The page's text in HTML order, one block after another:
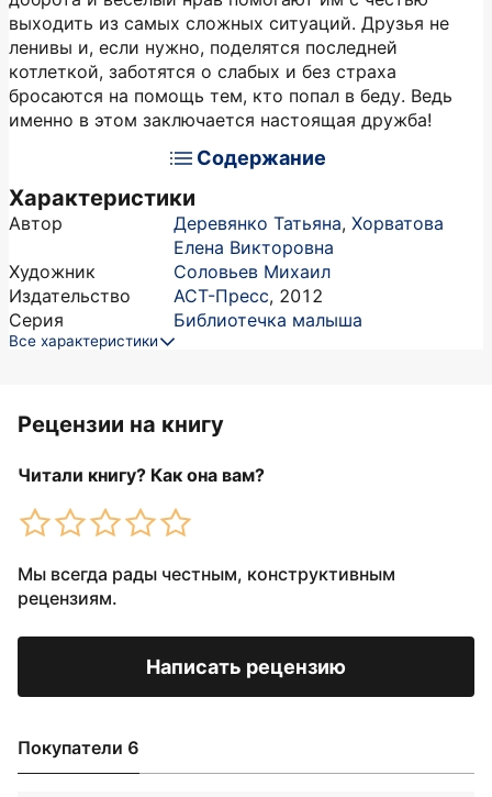
выходить из самых сложных ситуаций. Друзья не
ленивы и, если нужно, поделятся последней
котлеткой, заботятся о слабых и без страха
бросаются на помощь тем, кто попал в беду. Ведь
именно в этом заключается настоящая дружба!
Содержание
Характеристики
Автор Деревянко Татьяна, Хорватова
Елена Викторовна
Художник
Соловьев Михаил
Издательство
АСТ-Пресс, 2012
Серия
Библиотечка малыша
Все характеристики
Рецензии на книгу
Читали книгу? Как она вам?
Мы всегда рады честным, конструктивным
рецензиям.
Написать рецензию
Покупатели 6